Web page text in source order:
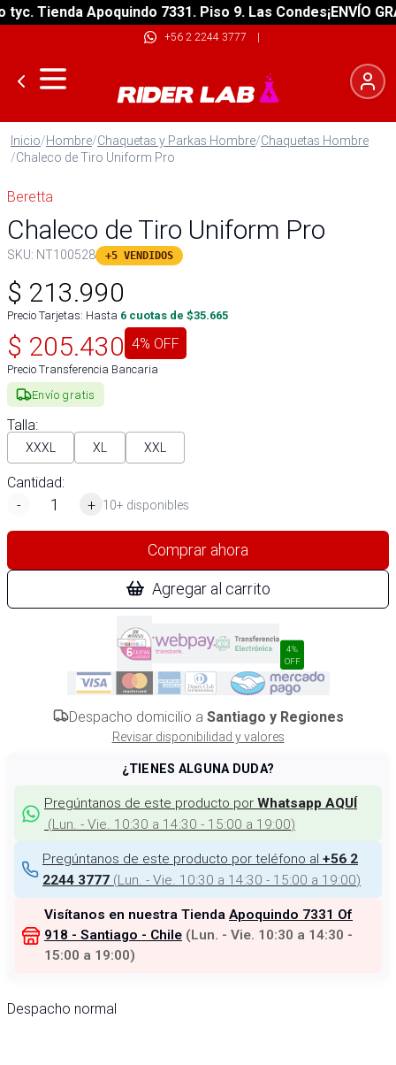
Tienda Apoquindo 7331. Piso 9. Las Condes¡ENVÍO
+56 2 2244 3777 |
Inicio/Hombre/Chaquetas y Parkas Hombre/Chaquetas Hombre
/Chaleco de Tiro Uniform Pro
Beretta
Chaleco de Tiro Uniform Pro
SKU: NT100528 +5 VENDIDOS
$ 213.990
Precio Tarjetas: Hasta 6 cuotas de $35.665
$ 205.430 4% OFF
Precio Transferencia Bancaria
Envío gratis
Talla:
XXXL XL XXL
Cantidad:
-
+ 10+ disponibles
Comprar ahora
Agregar al carrito
4%
OFF
Despacho domicilio a Santiago y Regiones
Revisar disponibilidad y valores
¿TIENES ALGUNA DUDA?
Pregúntanos de este producto por Whatsapp AQUÍ
(Lun. - Vie. 10:30 a 14:30 - 15:00 a 19:00)
Pregúntanos de este producto por teléfono al +56 2
2244 3777 (Lun. - Vie. 10:30 a 14:30 - 15:00 a 19:00)
Visítanos en nuestra Tienda Apoquindo 7331 Of
918 - Santiago - Chile (Lun. - Vie. 10:30 a 14:30 -
15:00 a 19:00)
Despacho normal